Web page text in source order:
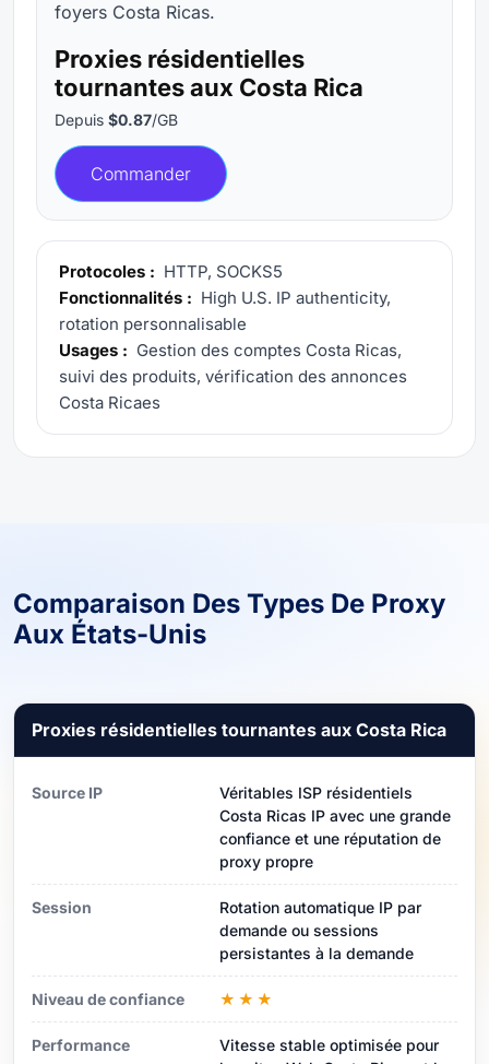
foyers Costa Ricas.
Proxies résidentielles
tournantes aux Costa Rica
Depuis $0.87/GB
Commander
Protocoles : HTTP, SOCKS5
Fonctionnalités : High U.S. IP authenticity,
rotation personnalisable
Usages : Gestion des comptes Costa Ricas,
suivi des produits, vérification des annonces
Costa Ricaes
Comparaison Des Types De Proxy
Aux États-Unis
Proxies résidentielles tournantes aux Costa Rica
Source IP
Véritables ISP résidentiels
Costa Ricas IP avec une grande
confiance et une réputation de
proxy propre
Session
Rotation automatique IP par
demande ou sessions
persistantes à la demande
Niveau de confiance ★★★
Performance
Vitesse stable optimisée pour